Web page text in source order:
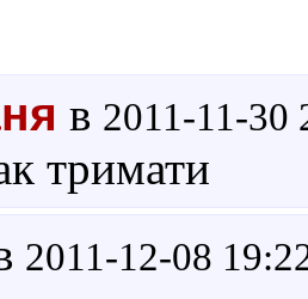
в 2011-11-30
тримати
2011-12-08